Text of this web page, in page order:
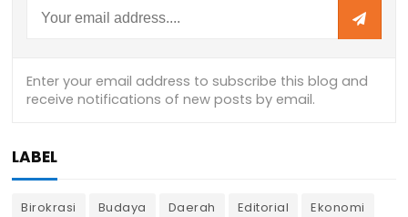
LABEL
Birokrasi Budaya Daerah Editorial
Ekonomi